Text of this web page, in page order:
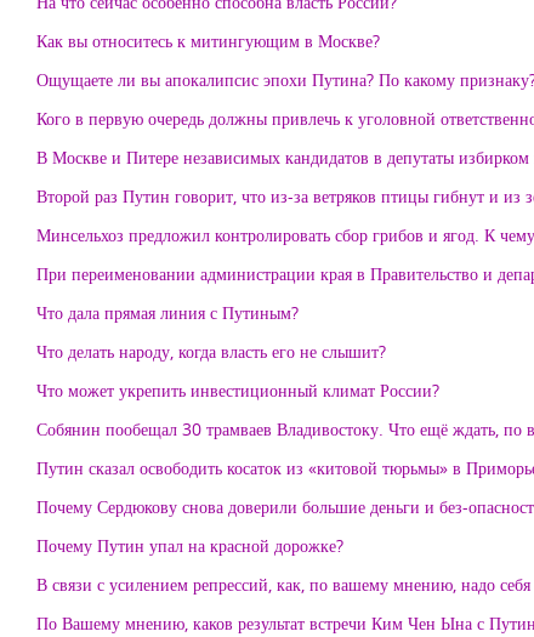
Как вы относитесь к митингующим в Москве?
Ощущаете ли вы апокалипсис эпохи Путина? По какому
Кого в первую очередь должны привлечь к уголовной
В Москве и Питере независимых кандидатов в депутаты
Второй раз Путин говорит, что из-за ветряков птицы гибнут и
Минсельхоз предложил контролировать сбор грибов и ягод. К
При переименовании администрации края в Правительство и
Что дала прямая линия с Путиным?
Что делать народу, когда власть его не слышит?
Что может укрепить инвестиционный климат России?
Собянин пообещал 30 трамваев Владивостоку. Что ещё ждать,
Путин сказал освободить косаток из «китовой тюрьмы» в
Почему Сердюкову снова доверили большие деньги и без-
Почему Путин упал на красной дорожке?
В связи с усилением репрессий, как, по вашему мнению, надо себя
По Вашему мнению, каков результат встречи Ким Чен Ына с